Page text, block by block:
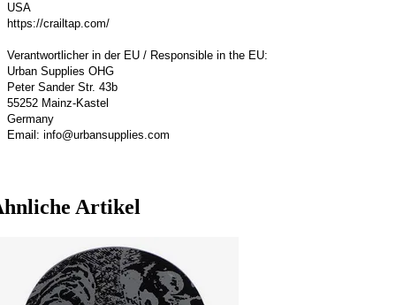
USA
https://crailtap.com/
Verantwortlicher in der EU / Responsible in the EU:
Urban Supplies OHG
Peter Sander Str. 43b
55252 Mainz-Kastel
Germany
Email: info@urbansupplies.com
Artikel